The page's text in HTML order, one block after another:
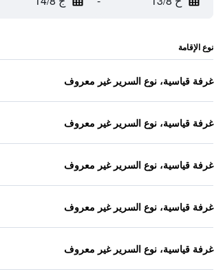
نوع الإقامة
غرفة قياسية، نوع السرير غير معروف
غرفة قياسية، نوع السرير غير معروف
غرفة قياسية، نوع السرير غير معروف
غرفة قياسية، نوع السرير غير معروف
غرفة قياسية، نوع السرير غير معروف